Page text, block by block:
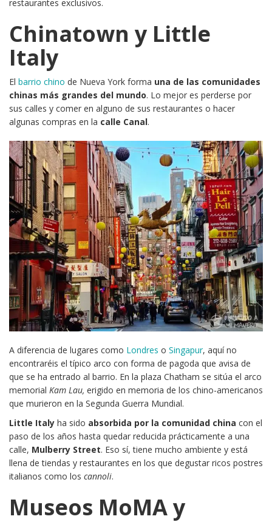
restaurantes exclusivos.
Chinatown y Little
Italy
El barrio chino de Nueva York forma una de las comunidades
chinas más grandes del mundo. Lo mejor es perderse por
sus calles y comer en alguno de sus restaurantes o hacer
algunas compras en la calle Canal.
A diferencia de lugares como Londres o Singapur, aquí no
encontraréis el típico arco con forma de pagoda que avisa de
que se ha entrado al barrio. En la plaza Chatham se sitúa el arco
memorial Kam Lau, erigido en memoria de los chino-americanos
que murieron en la Segunda Guerra Mundial.
Little Italy ha sido absorbida por la comunidad china con el
paso de los años hasta quedar reducida prácticamente a una
calle, Mulberry Street. Eso sí, tiene mucho ambiente y está
llena de tiendas y restaurantes en los que degustar ricos postres
italianos como los cannoli.
Museos MoMA y